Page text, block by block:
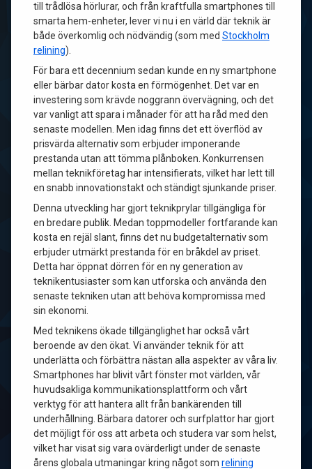
till trådlösa hörlurar, och från kraftfulla smartphones till
smarta hem-enheter, lever vi nu i en värld där teknik är
både överkomlig och nödvändig (som med Stockholm
relining).
För bara ett decennium sedan kunde en ny smartphone
eller bärbar dator kosta en förmögenhet. Det var en
investering som krävde noggrann övervägning, och det
var vanligt att spara i månader för att ha råd med den
senaste modellen. Men idag finns det ett överflöd av
prisvärda alternativ som erbjuder imponerande
prestanda utan att tömma plånboken. Konkurrensen
mellan teknikföretag har intensifierats, vilket har lett till
en snabb innovationstakt och ständigt sjunkande priser.
Denna utveckling har gjort teknikprylar tillgängliga för
en bredare publik. Medan toppmodeller fortfarande kan
kosta en rejäl slant, finns det nu budgetalternativ som
erbjuder utmärkt prestanda för en bråkdel av priset.
Detta har öppnat dörren för en ny generation av
teknikentusiaster som kan utforska och använda den
senaste tekniken utan att behöva kompromissa med
sin ekonomi.
Med teknikens ökade tillgänglighet har också vårt
beroende av den ökat. Vi använder teknik för att
underlätta och förbättra nästan alla aspekter av våra liv.
Smartphones har blivit vårt fönster mot världen, vår
huvudsakliga kommunikationsplattform och vårt
verktyg för att hantera allt från bankärenden till
underhållning. Bärbara datorer och surfplattor har gjort
det möjligt för oss att arbeta och studera var som helst,
vilket har visat sig vara ovärderligt under de senaste
årens globala utmaningar kring något som relining